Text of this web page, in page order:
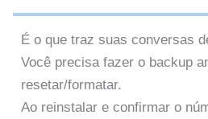
É o que traz suas conversas
Você precisa fazer o backup
resetar/formatar.
Ao reinstalar e confirmar o